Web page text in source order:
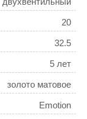
20
32.5
5 лет
золото матовое
Emotion